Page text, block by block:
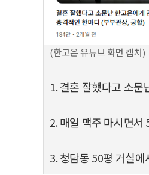
(한고은 유튜브 화면 캡처)
1. 결혼 잘했다고 소
2. 매일 맥주 마시면
3. 청담동 50평 거실